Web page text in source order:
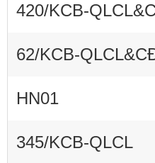
420/KCB-
62/KCB-
HN01
345/KCB-QLCL